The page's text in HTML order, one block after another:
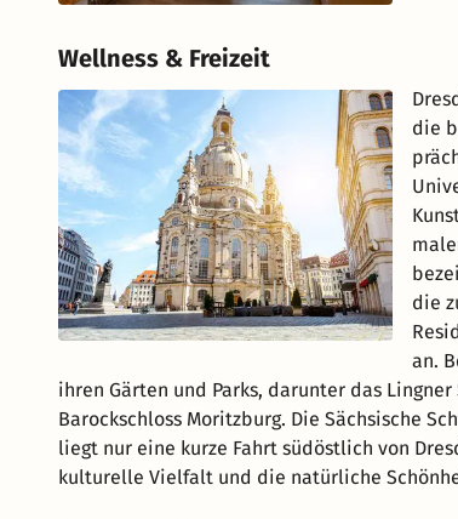
Wellness & Freizeit
die
die
an.
ihren Gärten und Parks, darunter das
Barockschloss Moritzburg. Die Sächsische
liegt nur eine kurze Fahrt südöstlich von
kulturelle Vielfalt und die natürliche